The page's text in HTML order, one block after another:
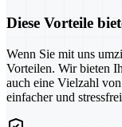
Diese Vorteile
Wenn Sie mit uns
Vorteilen. Wir bieten
auch eine Vielzahl
einfacher und